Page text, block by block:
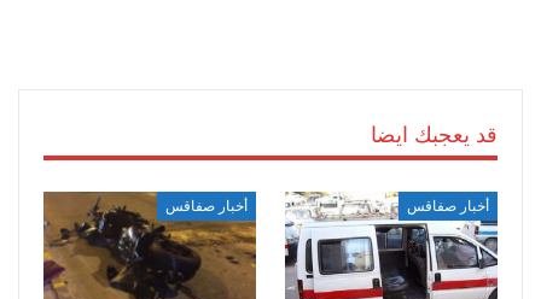
قد يعجبك ايضا
أخبار صفاقس أخبار صفاقس